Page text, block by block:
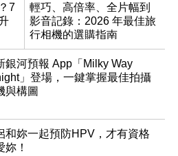
7
輕巧、高倍率、全片幅到
影音記錄：2026 年最佳旅
行相機的選購指南
銀河預報 App「Milky Way
」登場，一鍵掌握最佳拍攝
與構圖
和妳一起預防HPV，才有資格
妳！